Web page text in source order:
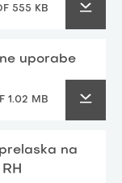
555 KB
uporabe
1.02 MB
na